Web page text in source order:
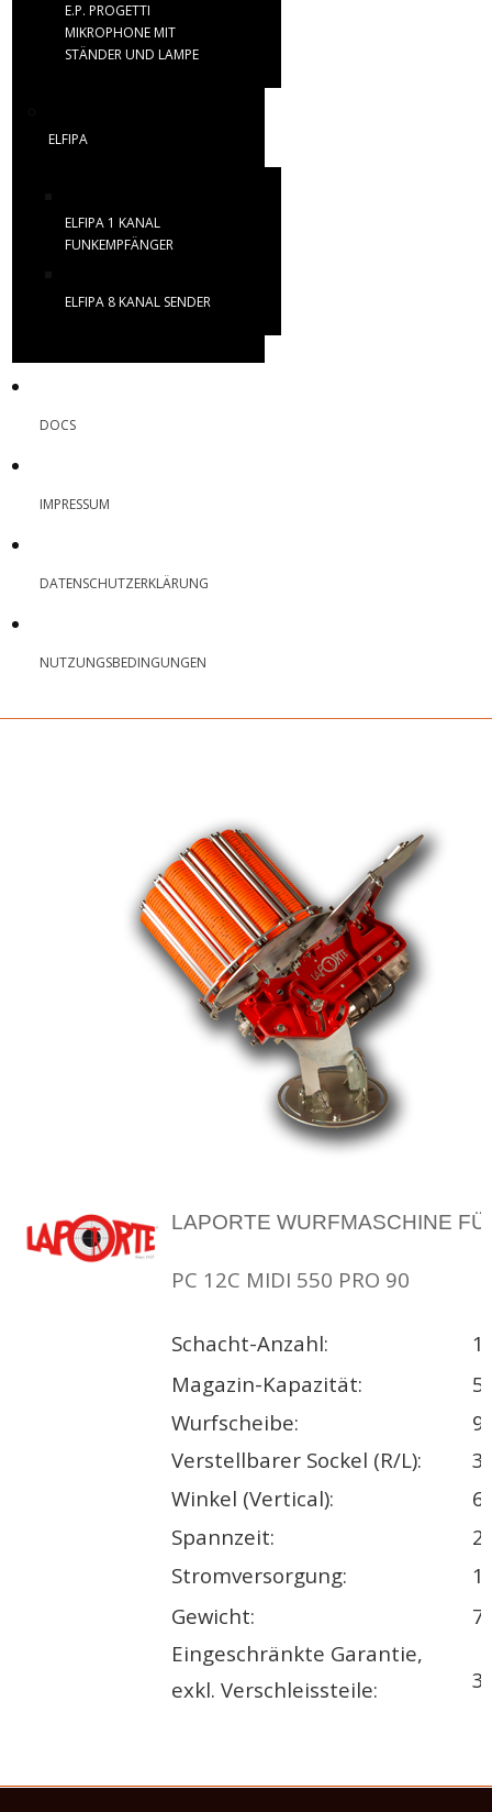
E.P. PROGETTI
MIKROPHONE MIT
STÄNDER UND LAMPE
ELFIPA
ELFIPA 1 KANAL
FUNKEMPFÄNGER
ELFIPA 8 KANAL SENDER
DOCS
IMPRESSUM
DATENSCHUTZERKLÄRUNG
NUTZUNGSBEDINGUNGEN
LAPORTE WURFMASCHINE
PC 12C MIDI 550 PRO 90
Schacht-Anzahl:
Magazin-Kapazität:
Wurfscheibe:
Verstellbarer Sockel (R/L):
Winkel (Vertical):
Spannzeit:
Stromversorgung:
Gewicht:
Eingeschränkte Garantie,
exkl. Verschleissteile:
3